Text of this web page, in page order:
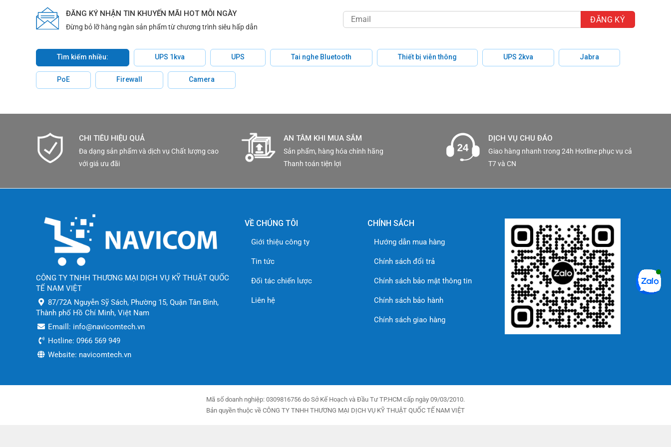
ĐĂNG KÝ NHẬN TIN KHUYẾN MÃI HOT MỖI NGÀY
Đừng bỏ lỡ hàng ngàn sản phẩm từ chương trình siêu hấp dẫn
Tìm kiếm nhiều: UPS 1kva UPS Tai nghe Bluetooth Thiết bị viễn thông UPS 2kva Jabra
PoE Firewall Camera
CHI TIÊU HIỆU QUẢ
Đa dạng sản phẩm và dịch vụ Chất lượng cao
với giá ưu đãi
AN TÂM KHI MUA SẮM
Sản phẩm, hàng hóa chính hãng
Thanh toán tiện lợi
DỊCH VỤ CHU ĐÁO
Giao hàng nhanh trong 24h Hotline phục vụ cả
T7 và CN
CÔNG TY TNHH THƯƠNG MẠI DỊCH VỤ KỸ THUẬT QUỐC
TẾ NAM VIỆT
87/72A Nguyễn Sỹ Sách, Phường 15, Quận Tân Bình,
Thành phố Hồ Chí Minh, Việt Nam
Emaill: info@navicomtech.vn
Hotline: 0966 569 949
Website: navicomtech.vn
VỀ CHÚNG TÔI
Giới thiệu công ty
Tin tức
Đối tác chiến lược
Liên hệ
CHÍNH SÁCH
Hướng dẫn mua hàng
Chính sách đổi trả
Chính sách bảo mật thông tin
Chính sách bảo hành
Chính sách giao hàng
Mã số doanh nghiệp: 0309816756 do Sở Kế Hoạch và Đầu Tư TP.HCM cấp ngày 09/03/2010.
Bản quyền thuộc về CÔNG TY TNHH THƯƠNG MẠI DỊCH VỤ KỸ THUẬT QUỐC TẾ NAM VIỆT